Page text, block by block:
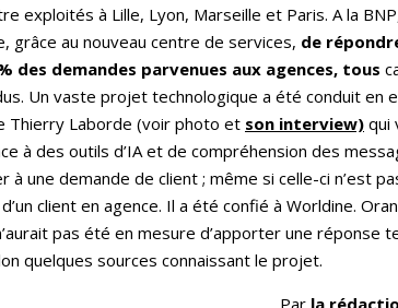
exploités à Lille, Lyon, Marseille et Paris. A la
grâce au nouveau centre de services, de
des demandes parvenues aux agences, tous
Un vaste projet technologique a été conduit en
Thierry Laborde (voir photo et son interview) qui
à des outils d’IA et de compréhension des
à une demande de client ; même si celle-ci n’est
client en agence. Il a été confié à Worldine.
pas été en mesure d’apporter une réponse
quelques sources connaissant le projet.